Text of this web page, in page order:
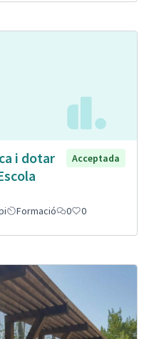
i dotar
Acceptada
Formació 0 0